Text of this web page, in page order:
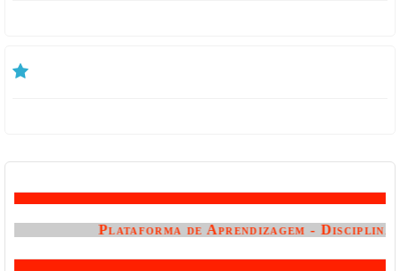
Plataforma de Aprendizagem - Disciplinas